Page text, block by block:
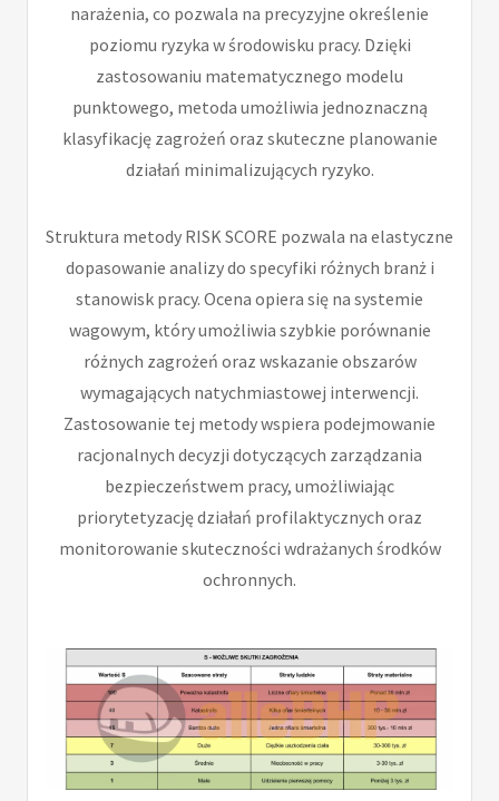
narażenia, co pozwala na precyzyjne określenie
poziomu ryzyka w środowisku pracy. Dzięki
zastosowaniu matematycznego modelu
punktowego, metoda umożliwia jednoznaczną
klasyfikację zagrożeń oraz skuteczne planowanie
działań minimalizujących ryzyko.
Struktura metody RISK SCORE pozwala na elastyczne
dopasowanie analizy do specyfiki różnych branż i
stanowisk pracy. Ocena opiera się na systemie
wagowym, który umożliwia szybkie porównanie
różnych zagrożeń oraz wskazanie obszarów
wymagających natychmiastowej interwencji.
Zastosowanie tej metody wspiera podejmowanie
racjonalnych decyzji dotyczących zarządzania
bezpieczeństwem pracy, umożliwiając
priorytetyzację działań profilaktycznych oraz
monitorowanie skuteczności wdrażanych środków
ochronnych.